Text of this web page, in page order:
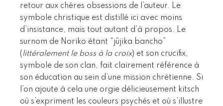
retour aux chères obsessions de l’auteur. Le
symbole christique est distillé ici avec moins
d’insistance, mais tout autant d’à propos. Le
surnom de Noriko étant “jûjika bancho”
(littéralement le boss à la croix) et son crucifix,
symbole de son clan, fait clairement référence à
son éducation au sein d’une mission chrétienne. Si
l’on ajoute à cela une orgie délicieusement kitsch
où s’expriment les couleurs psychés et où s’illustre